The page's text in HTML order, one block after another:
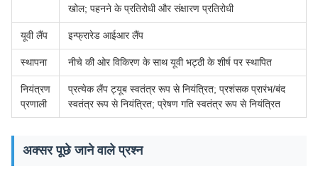
खोल; पहनने के प्रतिरोधी और संक्षारण प्रतिरोधी
यूवी लैंप इन्फ्रारेड आईआर लैंप
स्थापना नीचे की ओर विकिरण के साथ यूवी भट्ठी के शीर्ष पर स्थापित
नियंत्रण
प्रणाली
प्रत्येक लैंप ट्यूब स्वतंत्र रूप से नियंत्रित; प्रशंसक प्रारंभ/बंद
स्वतंत्र रूप से नियंत्रित; प्रेषण गति स्वतंत्र रूप से नियंत्रित
अक्सर पूछे जाने वाले प्रश्न